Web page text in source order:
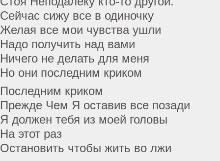
Сейчас сижу все в одиночку
Желая все мои чувства ушли
Надо получить над вами
Ничего не делать для меня
Но они последним криком
Последним криком
Прежде Чем Я оставив все позади
Я должен тебя из моей головы
На этот раз
Остановить чтобы жить во лжи